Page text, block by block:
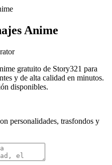
Anime
gratuito de Story321 para
y de alta calidad en minutos.
disponibles.
personalidades, trasfondos y